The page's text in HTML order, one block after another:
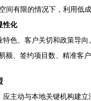
间有限的情况下，利用低
性化
色、客户关切和政策导
额、签约项目数、精准客
主动与本地关键机构建立